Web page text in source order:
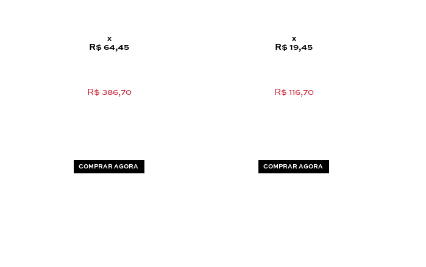
x
R$ 64,45
R$ 386,70
COMPRAR AGORA
x
R$ 19,45
R$ 116,70
COMPRAR AGORA